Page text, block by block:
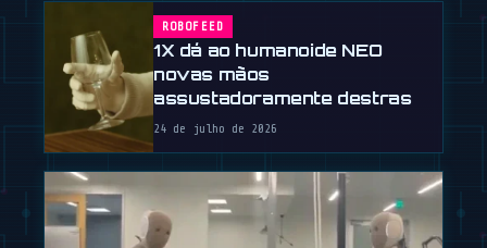
ROBOFEED
1X dá ao humanoide NEO
novas mãos
assustadoramente destras
24 de julho de 2026